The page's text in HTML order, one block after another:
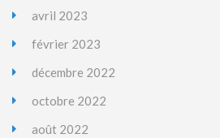
avril 2023
février 2023
décembre 2022
octobre 2022
août 2022